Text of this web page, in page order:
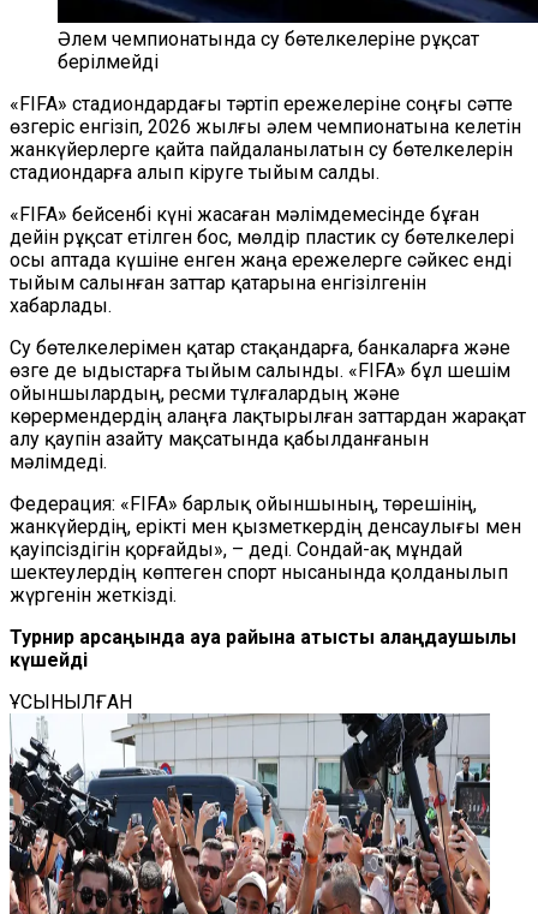
Әлем чемпионатында су бөтелкелеріне рұқсат
берілмейді
«FIFA» стадиондардағы тәртіп ережелеріне соңғы сәтте
өзгеріс енгізіп, 2026 жылғы әлем чемпионатына келетін
жанкүйерлерге қайта пайдаланылатын су бөтелкелерін
стадиондарға алып кіруге тыйым салды.
«FIFA» бейсенбі күні жасаған мәлімдемесінде бұған
дейін рұқсат етілген бос, мөлдір пластик су бөтелкелері
осы аптада күшіне енген жаңа ережелерге сәйкес енді
тыйым салынған заттар қатарына енгізілгенін
хабарлады.
Су бөтелкелерімен қатар стақандарға, банкаларға және
өзге де ыдыстарға тыйым салынды. «FIFA» бұл шешім
ойыншылардың, ресми тұлғалардың және
көрермендердің алаңға лақтырылған заттардан жарақат
алу қаупін азайту мақсатында қабылданғанын
мәлімдеді.
Федерация: «FIFA» барлық ойыншының, төрешінің,
жанкүйердің, ерікті мен қызметкердің денсаулығы мен
қауіпсіздігін қорғайды», – деді. Сондай-ақ мұндай
шектеулердің көптеген спорт нысанында қолданылып
жүргенін жеткізді.
Турнир қарсаңында ауа райына қатысты алаңдаушылық
күшейді
ҰСЫНЫЛҒАН